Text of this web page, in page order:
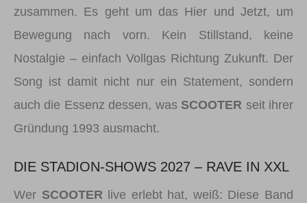
zusammen. Es geht um das Hier und Jetzt, um
Bewegung nach vorn. Kein Stillstand, keine
Nostalgie – einfach Vollgas Richtung Zukunft. Der
Song ist damit nicht nur ein Statement, sondern
auch die Essenz dessen, was SCOOTER seit ihrer
Gründung 1993 ausmacht.
DIE STADION-SHOWS 2027 – RAVE IN XXL
Wer SCOOTERlive erlebt hat, weiß: Diese Band